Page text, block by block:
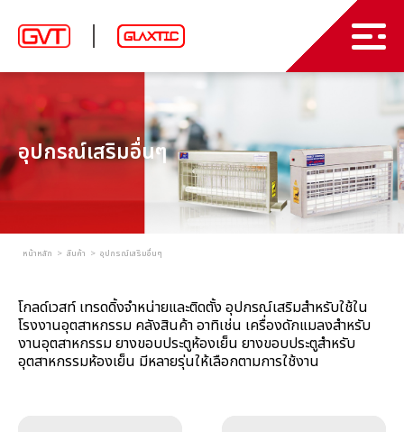
ม่านริ้วพลาสติก และ พลาสติกใส PVC
ประตูบานสวิง พีวีซี
ประตูโหลดสินค้า
อุปกรณ์ลำเลียงและขนถ่ายสินค้า
ม่านอากาศ ม่านตัดอากาศ
บทความ
เกี่ยวกับเรา
ติดต่อเรา
TH
EN
อุปกรณ์เสริมอื่นๆ
หน้าหลัก สินค้า อุปกรณ์เสริมอื่นๆ
โกลด์เวสท์ เทรดดิ้งจำหน่ายและติดตั้ง อุปกรณ์เสริมสำหรับใช้ใน
โรงงานอุตสาหกรรม คลังสินค้า อาทิเช่น เครื่องดักแมลงสำหรับ
งานอุตสาหกรรม ยางขอบประตูห้องเย็น ยางขอบประตูสำหรับ
อุตสาหกรรมห้องเย็น มีหลายรุ่นให้เลือกตามการใช้งาน